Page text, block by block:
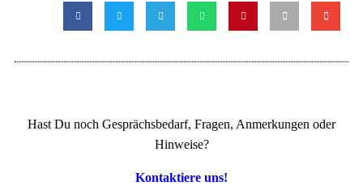
Hast Du noch Gesprächsbedarf, Fragen, Anmerkungen oder
Hinweise?
Kontaktiere uns!